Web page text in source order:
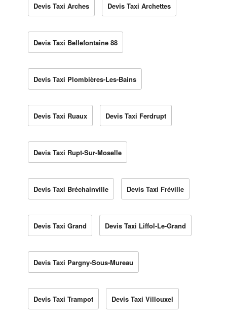
Devis Taxi Arches Devis Taxi Archettes
Devis Taxi Bellefontaine 88
Devis Taxi Plombières-Les-Bains
Devis Taxi Ruaux Devis Taxi Ferdrupt
Devis Taxi Rupt-Sur-Moselle
Devis Taxi Bréchainville Devis Taxi Fréville
Devis Taxi Grand Devis Taxi Liffol-Le-Grand
Devis Taxi Pargny-Sous-Mureau
Devis Taxi Trampot Devis Taxi Villouxel